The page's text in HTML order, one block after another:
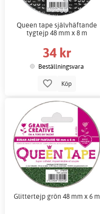
Queen tape självhäftande
tygtejp 48 mm x 8 m
34 kr
Beställningsvara
Köp
Glittertejp grön 48 mm x 6 m